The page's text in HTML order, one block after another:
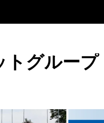
トグループ